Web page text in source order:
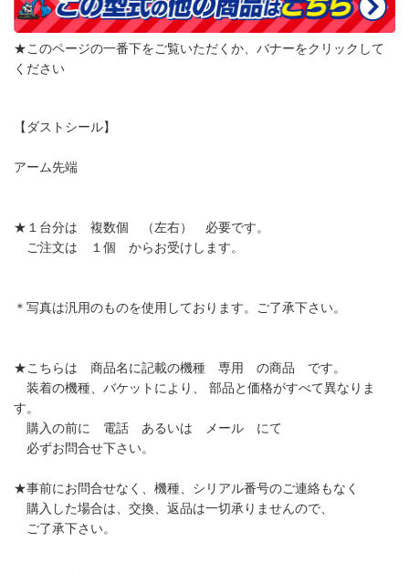
★このページの一番下をご覧いただくか、バナーをクリックして
ください
【ダストシール】
アーム先端
★１台分は 複数個 （左右） 必要です。
ご注文は １個 からお受けします。
＊写真は汎用のものを使用しております。ご了承下さい。
★こちらは 商品名に記載の機種 専用 の商品 です。
装着の機種、バケットにより、 部品と価格がすべて異なりま
す。
購入の前に 電話 あるいは メール にて
必ずお問合せ下さい。
★事前にお問合せなく、機種、シリアル番号のご連絡もなく
購入した場合は、交換、返品は一切承りませんので、
ご了承下さい。